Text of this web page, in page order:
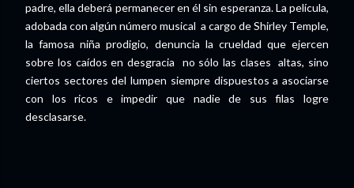
padre, ella deberá permanecer en él sin esperanza. La película,
adobada con algún número musical a cargo de Shirley Temple,
la famosa niña prodigio, denuncia la crueldad que ejercen
sobre los caídos en desgracia no sólo las clases altas, sino
ciertos sectores del lumpen siempre dispuestos a asociarse
con los ricos e impedir que nadie de sus filas logre
desclasarse.